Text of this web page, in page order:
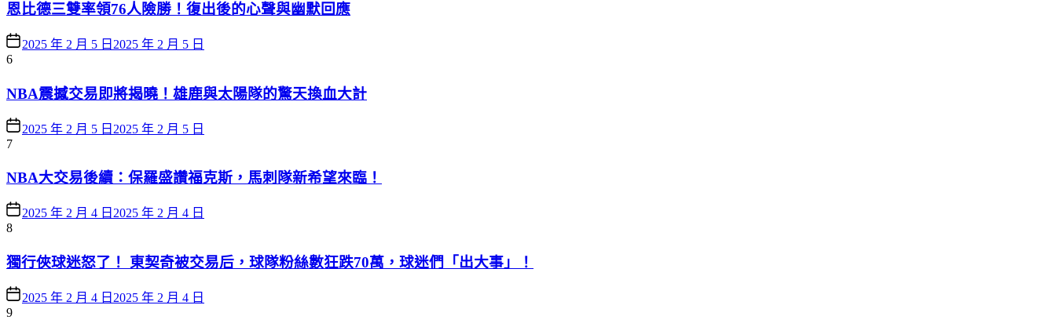
恩比德三雙率領76人險勝！復出後的心聲與幽默回應
2025 年 2 月 5 日 2025 年 2 月 5 日
6
NBA震撼交易即將揭曉！雄鹿與太陽隊的驚天換血大計
2025 年 2 月 5 日 2025 年 2 月 5 日
7
NBA大交易後續：保羅盛讚福克斯，馬刺隊新希望來臨！
2025 年 2 月 4 日 2025 年 2 月 4 日
8
獨行俠球迷怒了！ 東契奇被交易后，球隊粉絲數狂跌70萬，球迷們「出大事」！
2025 年 2 月 4 日 2025 年 2 月 4 日
9